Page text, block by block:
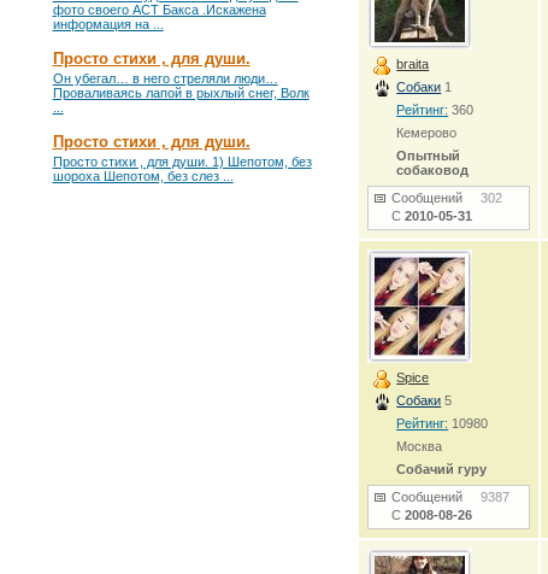
фото своего АСТ Бакса .Искажена
информация на ...
Просто стихи , для души.
Он убегал… в него стреляли люди…
Проваливаясь лапой в рыхлый снег, Волк
Просто стихи , для души.
Просто стихи , для души. 1) Шепотом, без
шороха Шепотом, без слез ...
braita
Собаки 1
Рейтинг: 360
Кемерово
Опытный
собаковод
Сообщений302
С2010-05-31
Spice
Собаки 5
Рейтинг: 10980
Москва
Собачий гуру
Сообщений9387
С2008-08-26